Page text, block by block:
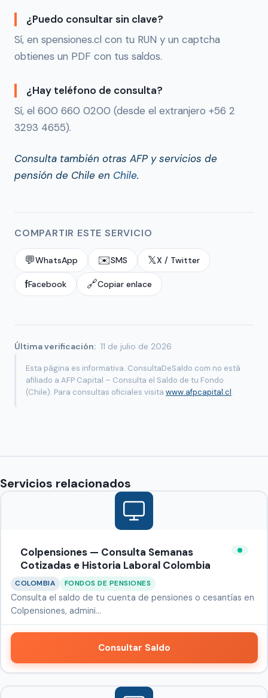
¿Puedo consultar sin clave?
Sí, en spensiones.cl con tu RUN y un captcha
obtienes un PDF con tus saldos.
¿Hay teléfono de consulta?
Sí, el 600 660 0200 (desde el extranjero +56 2
3293 4655).
Consulta también otras AFP y servicios de
pensión de Chile en Chile.
COMPARTIR ESTE SERVICIO
💬WhatsApp ✉️SMS 𝕏X / Twitter
fFacebook 🔗Copiar enlace
Última verificación: 11 de julio de 2026
Esta página es informativa. ConsultaDeSaldo.com no está
afiliado a AFP Capital – Consulta el Saldo de tu Fondo
(Chile). Para consultas oficiales visita www.afpcapital.cl.
Servicios relacionados
Colpensiones — Consulta Semanas
Cotizadas e Historia Laboral Colombia
COLOMBIA FONDOS DE PENSIONES
Consulta el saldo de tu cuenta de pensiones o cesantías en
Colpensiones, admini…
Consultar Saldo